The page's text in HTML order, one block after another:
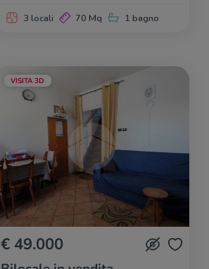
3 locali 70 Mq 1 bagno
VISITA 3D
€ 49.000